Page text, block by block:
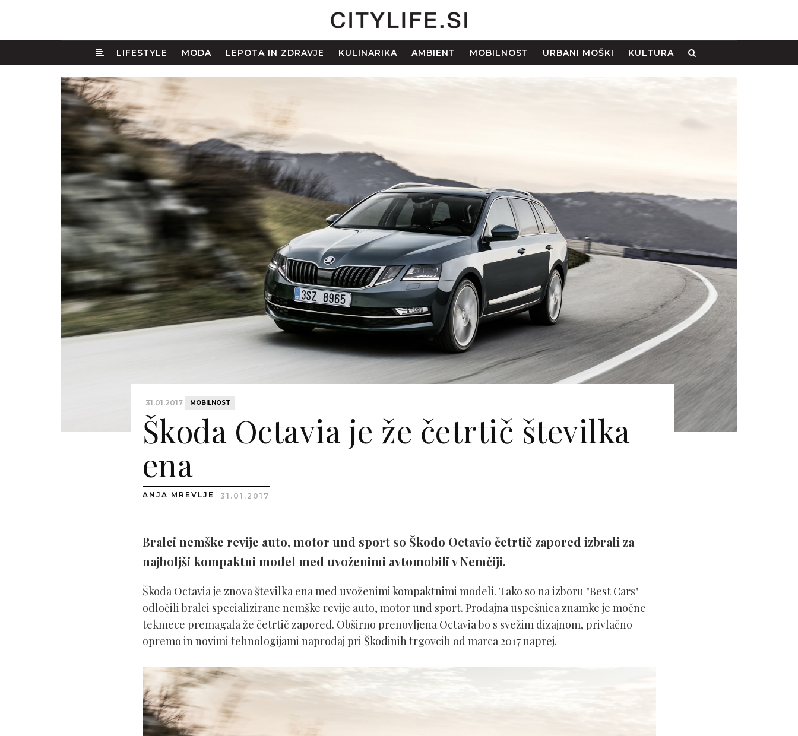
LIFESTYLE MODA LEPOTA IN ZDRAVJE KULINARIKA AMBIENT MOBILNOST URBANI MOŠKI KULTURA
31.01.2017 MOBILNOST
Škoda Octavia je že četrtič številka
ena
ANJA MREVLJE 31.01.2017
Bralci nemške revije auto, motor und sport so Škodo Octavio četrtič zapored izbrali za
najboljši kompaktni model med uvoženimi avtomobili v Nemčiji.
Škoda Octavia je znova številka ena med uvoženimi kompaktnimi modeli. Tako so na izboru "Best Cars"
odločili bralci specializirane nemške revije auto, motor und sport. Prodajna uspešnica znamke je močne
tekmece premagala že četrtič zapored. Obširno prenovljena Octavia bo s svežim dizajnom, privlačno
opremo in novimi tehnologijami naprodaj pri Škodinih trgovcih od marca 2017 naprej.